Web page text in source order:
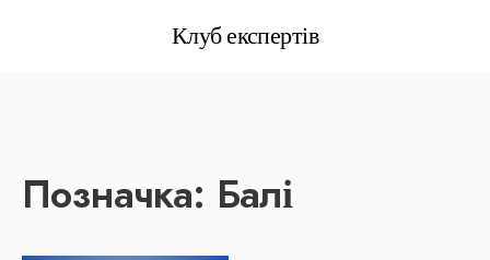
Клуб експертів
Позначка: Балі